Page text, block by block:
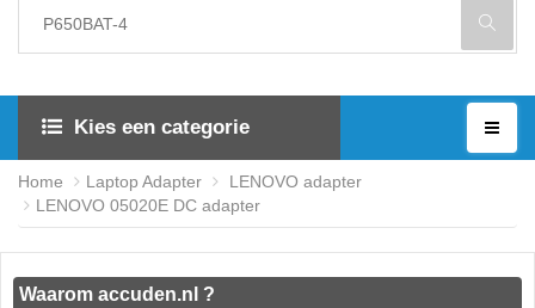
Kies een categorie
Home Laptop Adapter
LENOVO adapter
LENOVO 05020E DC adapter
Waarom accuden.nl ?